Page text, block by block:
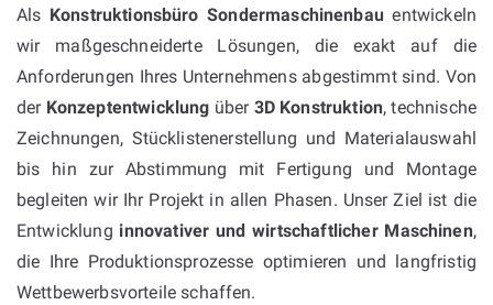
Als Konstruktionsbüro Sondermaschinenbauentwickeln
wir maßgeschneiderte Lösungen, die exakt auf die
Anforderungen Ihres Unternehmens abgestimmt sind. Von
der Konzeptentwicklung über 3D Konstruktion, technische
Zeichnungen, Stücklistenerstellung und Materialauswahl
bis hin zur Abstimmung mit Fertigung und Montage
begleiten wir Ihr Projekt in allen Phasen. Unser Ziel ist die
Entwicklung innovativer und wirtschaftlicher Maschinen,
die Ihre Produktionsprozesse optimieren und langfristig
Wettbewerbsvorteile schaffen.